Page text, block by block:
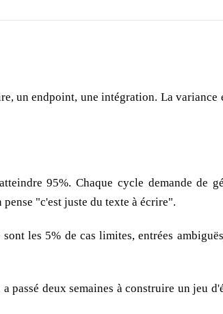
un endpoint, une intégration. La variance
95%. Chaque cycle demande de
"c'est juste du texte à écrire".
les 5% de cas limites, entrées
passé deux semaines à construire un jeu